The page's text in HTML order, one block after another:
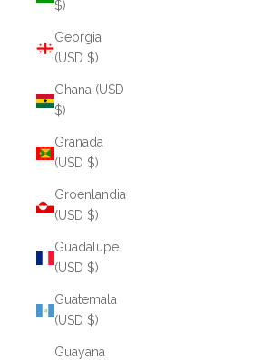
$)
Georgia
(USD $)
Ghana (USD
$)
Granada
(USD $)
Groenlandia
(USD $)
Guadalupe
(USD $)
Guatemala
(USD $)
Guayana